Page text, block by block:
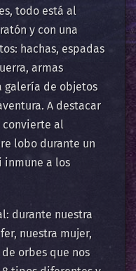
todo está al
y con una
hachas, espadas
armas
galería de objetos
A destacar
al
lobo durante un
inmune a los
durante nuestra
nuestra mujer,
orbes que nos